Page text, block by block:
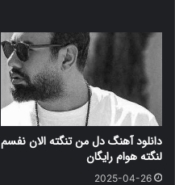
دانلود آهنگ دل من تنگته الان نفسم
لنگته هوام رایگان
2025-04-26